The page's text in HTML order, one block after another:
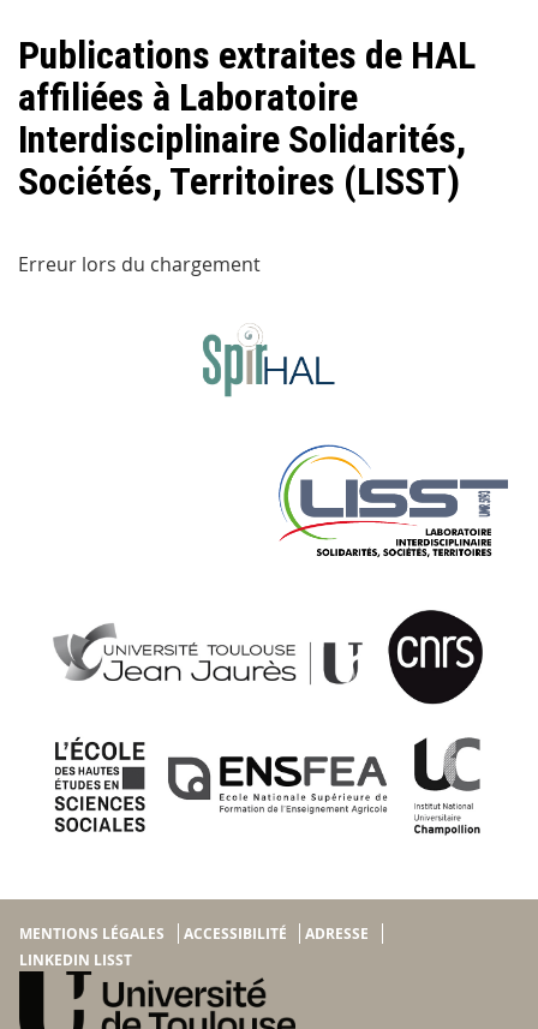
Publications extraites de HAL
affiliées à Laboratoire
Interdisciplinaire Solidarités,
Sociétés, Territoires (LISST)
Erreur lors du chargement
MENTIONS LÉGALES ACCESSIBILITÉ
ADRESSE
LINKEDIN LISST